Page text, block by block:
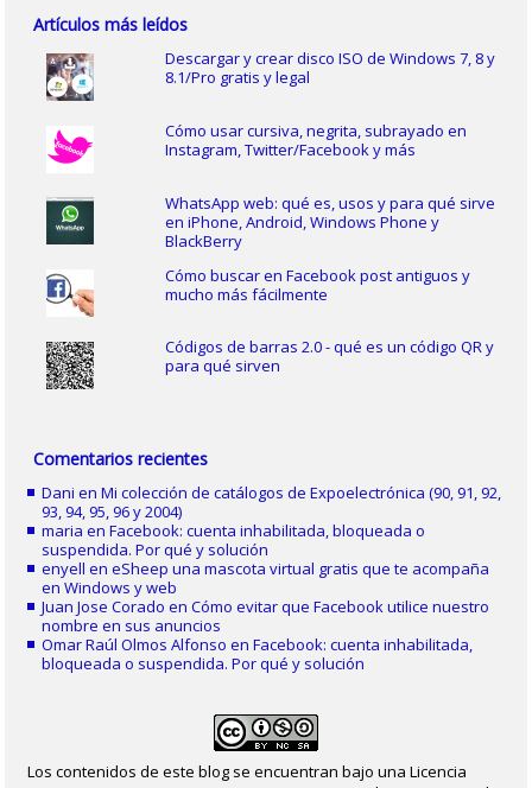
Artículos más leídos
Descargar y crear disco ISO de Windows 7, 8 y
8.1/Pro gratis y legal
Cómo usar cursiva, negrita, subrayado en
Instagram, Twitter/Facebook y más
WhatsApp web: qué es, usos y para qué sirve
en iPhone, Android, Windows Phone y
BlackBerry
Cómo buscar en Facebook post antiguos y
mucho más fácilmente
Códigos de barras 2.0 - qué es un código QR y
para qué sirven
Comentarios recientes
Dani enMi colección de catálogos de Expoelectrónica (90, 91, 92,
93, 94, 95, 96 y 2004)
maria enFacebook: cuenta inhabilitada, bloqueada o
suspendida. Por qué y solución
enyell eneSheep una mascota virtual gratis que te acompaña
en Windows y web
Juan Jose Corado enCómo evitar que Facebook utilice nuestro
nombre en sus anuncios
Omar Raúl Olmos Alfonso enFacebook: cuenta inhabilitada,
bloqueada o suspendida. Por qué y solución
Los contenidos de este blog se encuentran bajo una Licencia